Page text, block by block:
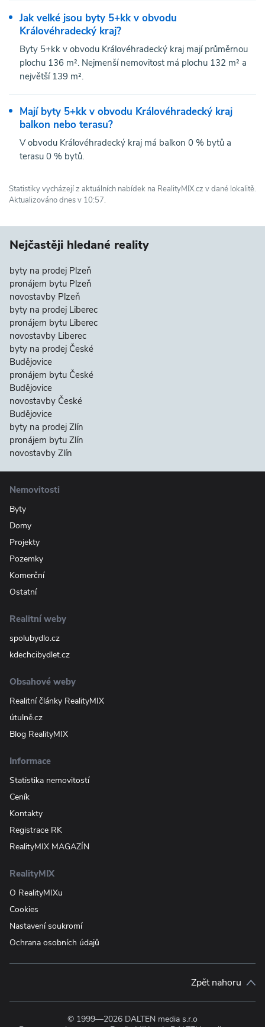
Jak velké jsou byty 5+kk v obvodu
Královéhradecký kraj?
Byty 5+kk v obvodu Královéhradecký kraj mají průměrnou
plochu 136 m². Nejmenší nemovitost má plochu 132 m² a
největší 139 m².
Mají byty 5+kk v obvodu Královéhradecký kraj
balkon nebo terasu?
V obvodu Královéhradecký kraj má balkon 0 % bytů a
terasu 0 % bytů.
Statistiky vycházejí z aktuálních nabídek na RealityMIX.cz v dané lokalitě.
Aktualizováno dnes v 10:57.
Nejčastěji hledané reality
byty na prodej Plzeň
pronájem bytu Plzeň
novostavby Plzeň
byty na prodej Liberec
pronájem bytu Liberec
novostavby Liberec
byty na prodej České
Budějovice
pronájem bytu České
Budějovice
novostavby České
Budějovice
byty na prodej Zlín
pronájem bytu Zlín
novostavby Zlín
Nemovitosti
Byty
Domy
Projekty
Pozemky
Komerční
Ostatní
Realitní weby
spolubydlo.cz
kdechcibydlet.cz
Obsahové weby
Realitní články RealityMIX
útulně.cz
Blog RealityMIX
Informace
Statistika nemovitostí
Ceník
Kontakty
Registrace RK
RealityMIX MAGAZÍN
RealityMIX
O RealityMIXu
Cookies
Nastavení soukromí
Ochrana osobních údajů
Zpět nahoru
© 1999—2026 DALTEN media s.r.o